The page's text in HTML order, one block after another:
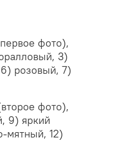
фото),
3)
розовый, 7)
фото),
9) яркий
мятный, 12)